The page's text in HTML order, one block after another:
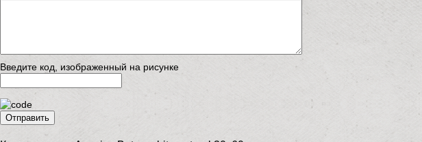
Введите код, изображенный на рисунке
Отправить